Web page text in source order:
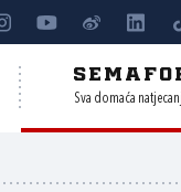
Sva domaća